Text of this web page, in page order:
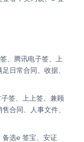
日常合同、收据、
合同、人事文件、